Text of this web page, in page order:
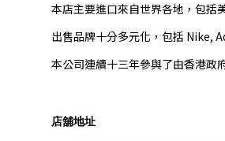
本店主要進口來自世界各地，包括
出售品牌十分多元化，包括 Nike,
本公司連續十三年參與了由香港政
店舖地址